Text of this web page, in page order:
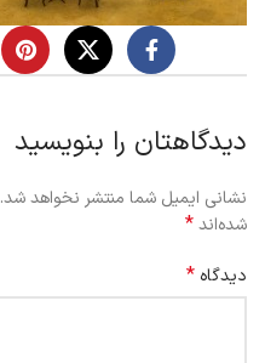
دیدگاهتان را بنویسید
نشانی ایمیل شما منتشر نخواهد شد.
شده‌اند*
دیدگاه *